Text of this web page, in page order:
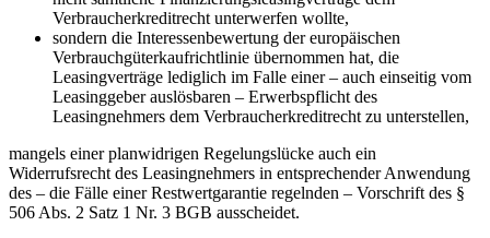
Verbraucherkreditrecht unterwerfen wollte,
sondern die Interessenbewertung der europäischen
Verbrauchgüterkaufrichtlinie übernommen hat, die
Leasingverträge lediglich im Falle einer – auch einseitig vom
Leasinggeber auslösbaren – Erwerbspflicht des
Leasingnehmers dem Verbraucherkreditrecht zu unterstellen,
mangels einer planwidrigen Regelungslücke auch ein
Widerrufsrecht des Leasingnehmers in entsprechender Anwendung
des – die Fälle einer Restwertgarantie regelnden – Vorschrift des §
506 Abs. 2 Satz 1 Nr. 3 BGB ausscheidet.